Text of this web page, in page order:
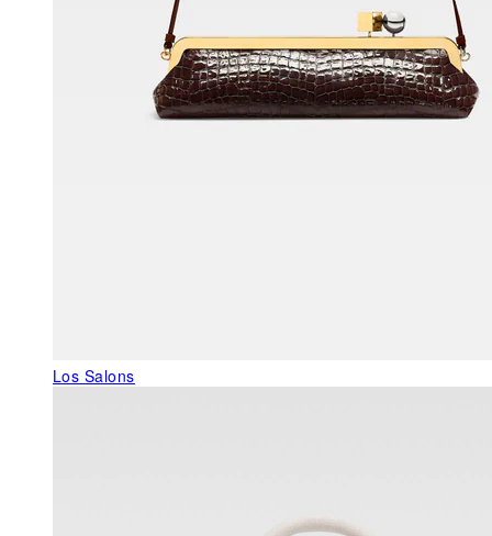
Los Salons